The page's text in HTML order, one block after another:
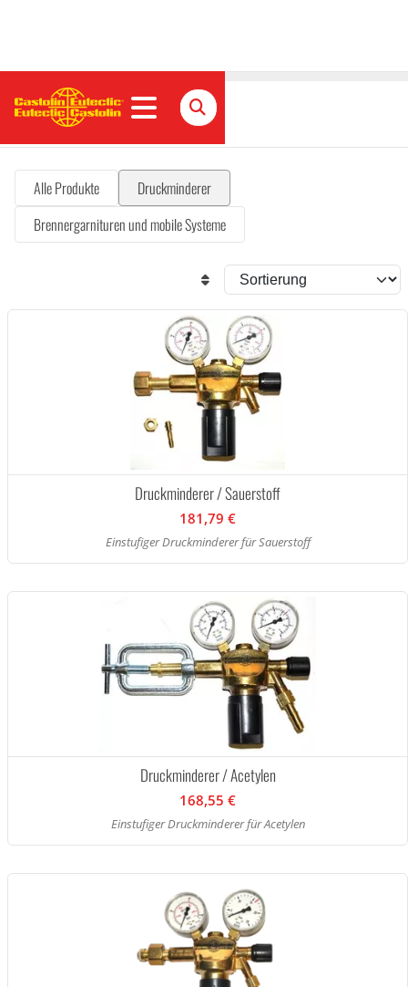
Druckminderer
Alle Produkte
Druckminderer
Brennergarnituren und mobile Systeme
Druckminderer / Sauerstoff
181,79 €
Einstufiger Druckminderer für Sauerstoff
Druckminderer / Acetylen
168,55 €
Einstufiger Druckminderer für Acetylen